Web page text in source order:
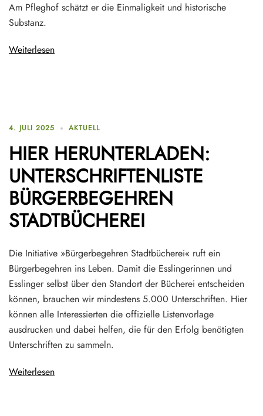
Am Pfleghof schätzt er die Einmaligkeit und historische
Substanz.
Weiterlesen
4. JULI 2025 AKTUELL
HIER HERUNTERLADEN:
UNTERSCHRIFTENLISTE
BÜRGERBEGEHREN
STADTBÜCHEREI
Die Initiative »Bürgerbegehren Stadtbücherei« ruft ein
Bürgerbegehren ins Leben. Damit die Esslingerinnen und
Esslinger selbst über den Standort der Bücherei entscheiden
können, brauchen wir mindestens 5.000 Unterschriften. Hier
können alle Interessierten die offizielle Listenvorlage
ausdrucken und dabei helfen, die für den Erfolg benötigten
Unterschriften zu sammeln.
Weiterlesen